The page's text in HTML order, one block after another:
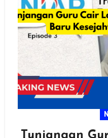
Tunjangan